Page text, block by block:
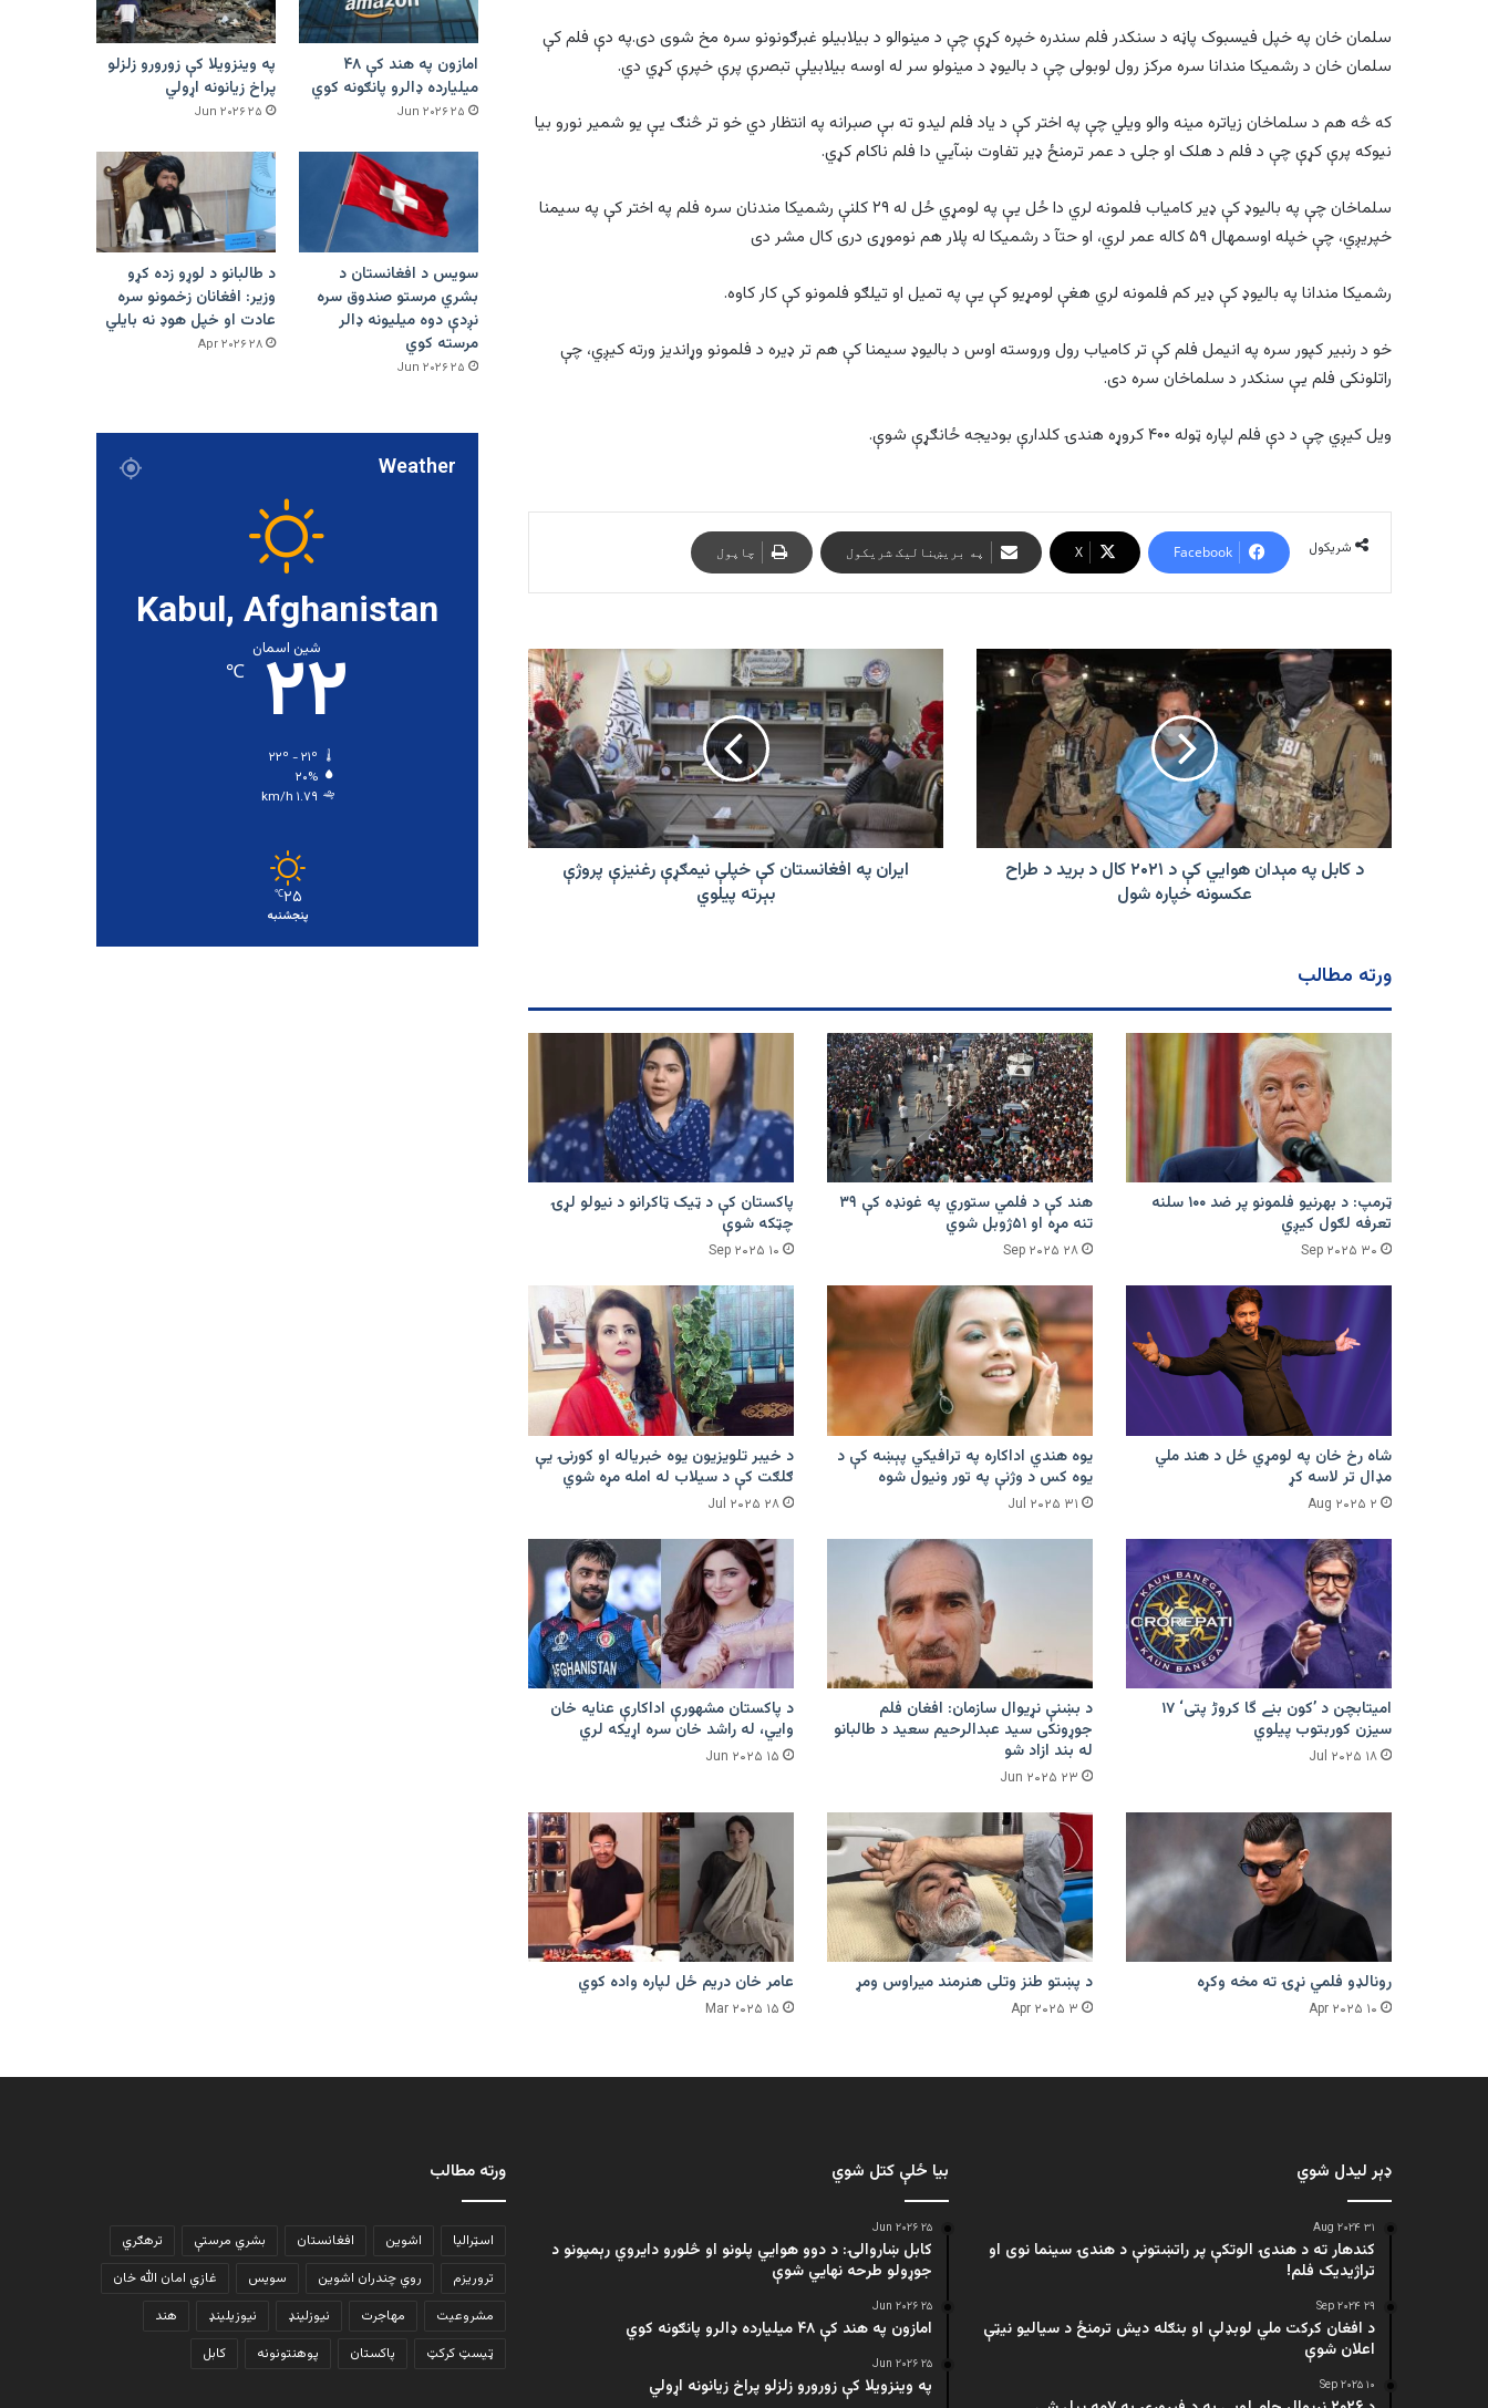
سلمان خان په خپل فیسبوک پاڼه د سنکدر فلم سندره خپره کړې چې د مینوالو د بیلابیلو غبرګونونو سره مخ شوی دی.په دې فلم کې
سلمان خان د رشمیکا مندانا سره مرکز رول لوبولی چې د بالیوډ د مینولو سر له اوسه بیلابیلې تبصرې پرې خپرې کړي دي.
که څه هم د سلماخان زیاتره مینه والو ویلي چې په اختر کې د یاد فلم لیدو ته بې صبرانه په انتظار دي خو تر څنګ یې یو شمیر نورو بیا
نیوکه پرې کړې چې د فلم د هلک او جلۍ د عمر ترمنځ ډير تفاوت ښآيي دا فلم ناکام کړي.
سلماخان چې په بالیوډ کې ډیر کامیاب فلمونه لري دا ځل یې په لومړي ځل له ۲۹ کلنې رشمیکا مندنان سره فلم په اختر کې په سیمنا
خپریږي، چې خپله اوسمهال ۵۹ کاله عمر لري، او حتآ د رشمیکا له پلار هم نوموړی دری کال مشر دی
رشمیکا مندانا په بالیوډ کې ډیر کم فلمونه لري هغې لومړيو کې یې په تمیل او تیلګو فلمونو کې کار کاوه.
خو د رنبیر کپور سره په انیمل فلم کې تر کامیاب رول وروسته اوس د بالیوډ سیمنا کې هم تر ډيره د فلمونو وړاندیز ورته کیږي، چې
راتلونکی فلم یې سنکدر د سلماخان سره دی.
ویل کیږي چې د دې فلم لپاره ټوله ۴۰۰ کروړه هندۍ کلدارې بودیجه ځانګړې شوې.
شریکول Facebook
X په بریښنالیک شریکول چاپول
د
کابل
په
مېدان
هوايي
کې
د
۲۰۲۱
کال
خپاره
شول
د کابل په مېدان هوايي کې د ۲۰۲۱ کال د برید د طراح
عکسونه خپاره شول
په
افغانستان
کې
خپلې
نیمګړې
رغنیزې
پروژې
بېرته
ایران په افغانستان کې خپلې نیمګړې رغنیزې پروژې
بېرته پیلوي
ورته مطالب
ټرمپ: د بهرنیو فلمونو پر ضد ۱۰۰ سلنه
تعرفه لګول کیږي
۳۰ Sep ۲۰۲۵
هند کې د فلمي ستوري په غونډه کې ۳۹
تنه مړه او ۵۱ژوبل شوي
۲۸ Sep ۲۰۲۵
پاکستان کې د ټیک ټاکرانو د نیولو لړۍ
چټکه شوې
۱۰ Sep ۲۰۲۵
شاه رخ خان په لومړي ځل د هند ملي
مډال تر لاسه کړ
۲ Aug ۲۰۲۵
یوه هندي اداکاره په ترافیکي پېښه کې د
یوه کس د وژنې په تور ونیول شوه
۳۱ Jul ۲۰۲۵
د خیبر تلویزیون یوه خبریاله او کورنۍ یې
ګلګت کې د سیلاب له امله مړه شوي
۲۸ Jul ۲۰۲۵
امیتابچن د ’کون بنے گا کروڑ پتی‘ ۱۷
سیزن کوربتوب پیلوي
۱۸ Jul ۲۰۲۵
د بښنې نړیوال سازمان: افغان فلم
جوړونکی سید عبدالرحیم سعید د طالبانو
له بند ازاد شو
۲۳ Jun ۲۰۲۵
د پاکستان مشهورې اداکارې عنایه خان
وایي، له راشد خان سره اړیکه لري
۱۵ Jun ۲۰۲۵
رونالډو فلمي نړۍ ته مخه وکړه
۱۰ Apr ۲۰۲۵
د پښتو طنز وتلی هنرمند میراوس ومړ
۳ Apr ۲۰۲۵
عامر خان دریم ځل لپاره واده کوي
۱۵ Mar ۲۰۲۵
امازون په هند کې ۴۸
میلیارده ډالرو پانګونه کوي
۲۵ Jun ۲۰۲۶
په وینزویلا کې زورورو زلزلو
پراخ زیانونه اړولي
۲۵ Jun ۲۰۲۶
سویس د افغانستان د
بشري مرستو صندوق سره
نږدې دوه میلیونه ډالر
مرسته کوي
۲۵ Jun ۲۰۲۶
د طالبانو د لوړو زده کړو
وزیر: افغانان زخمونو سره
عادت او خپل هوډ نه بایلي
۲۸ Apr ۲۰۲۶
Weather
Kabul, Afghanistan
شین اسمان
۲۲ ℃
۲۰%
۱.۷۹ km/h
۲۵℃
پنجشنبه
ډېر لیدل شوي
۳۱ Aug ۲۰۲۴
کندهار ته د هندۍ الوتکې پر راتښتونې د هندۍ سینما نوی او
تراژيديک فلم!
۲۹ Sep ۲۰۲۴
د افغان کرکت ملي لوبډلې او بنګله دیش ترمنځ د سیالیو نیټې
اعلان شوې
۱۰ Sep ۲۰۲۵
بیا ځلې کتل شوي
۲۵ Jun ۲۰۲۶
کابل ښاروالۍ: د دوو هوايي پلونو او څلورو دایروي رېمپونو د
جوړولو طرحه نهایي شوې
۲۵ Jun ۲۰۲۶
امازون په هند کې ۴۸ میلیارده ډالرو پانګونه کوي
۲۵ Jun ۲۰۲۶
په وینزویلا کې زورورو زلزلو پراخ زیانونه اړولي
ورته مطالب
اسټرالیا اشوین افغانستان بشري مرستې
ترهګري
تروریزم
روي چندران اشوین سویس
غازي امان الله خان
مشروعیت
مهاجرت نیوزلینډ نیوزیلینډ
هند
ټیسټ کرکټ
پاکستان پوهنتونونه کابل